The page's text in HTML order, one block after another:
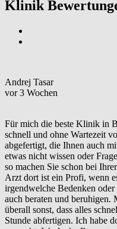
Klinik
Andrej Tasar
vor 3 Wochen
Für mich die beste Klinik in
schnell und ohne Wartezeit
abgefertigt, die Ihnen auch
etwas nicht wissen oder
so machen Sie schon bei
Arzt dort ist ein Profi, wenn
irgendwelche Bedenken
auch beraten und
überall sonst, dass alles
Stunde abfertigen. Ich habe